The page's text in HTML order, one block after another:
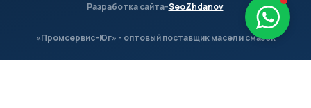
Разработка сайта-SeoZhdanov
«Промсервис-Юг» - оптовый поставщик масел и смазок